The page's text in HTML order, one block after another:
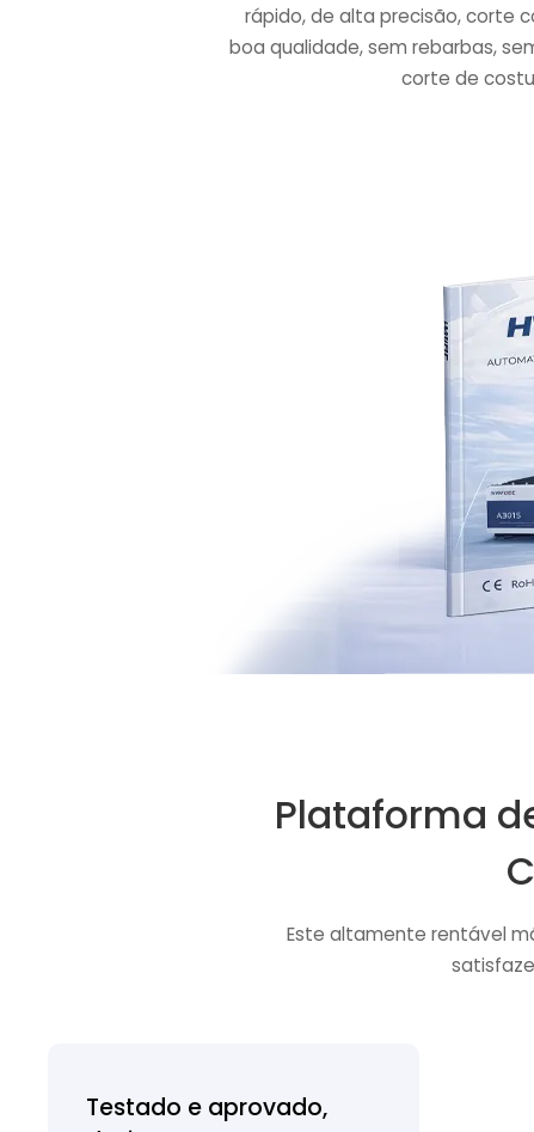
rápido, de alta precisão, corte
boa qualidade, sem rebarbas,
corte de
Plataforma
Este altamente rentável
Testado e aprovado,